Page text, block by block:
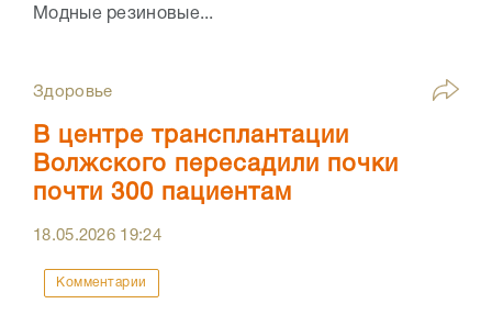
Модные резиновые...
Здоровье
В центре трансплантации
Волжского пересадили почки
почти 300 пациентам
18.05.2026 19:24
Комментарии